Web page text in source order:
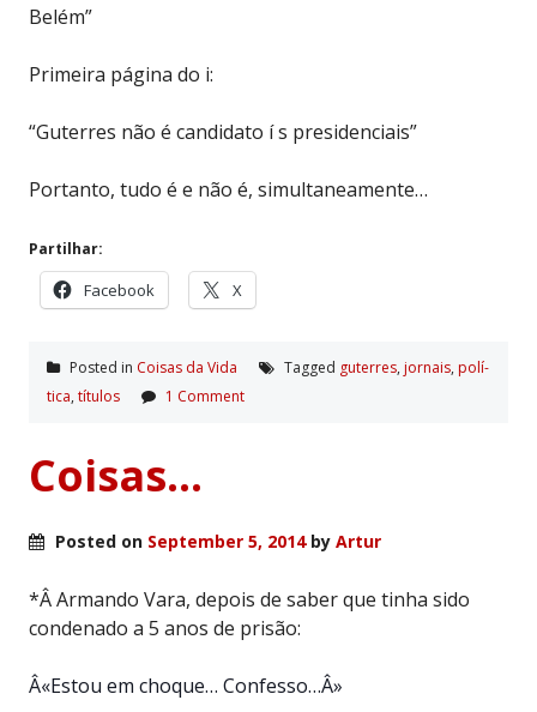
Belém”
Primeira página do i:
“Guterres não é candidato í s presidenciais”
Portanto, tudo é e não é, simultaneamente…
Partilhar:
Facebook X
Posted in Coisas da Vida Tagged guterres, jornais, polí­
tica, tí­tulos 1 Comment
Coisas…
Posted on September 5, 2014by Artur
*Â Armando Vara, depois de saber que tinha sido
condenado a 5 anos de prisão:
Â«Estou em choque… Confesso…Â»